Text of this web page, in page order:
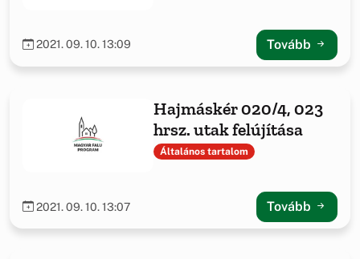
2021. 09. 10. 13:09 Tovább
Hajmáskér 020/4, 023
hrsz. utak felújítása
Általános tartalom
2021. 09. 10. 13:07 Tovább